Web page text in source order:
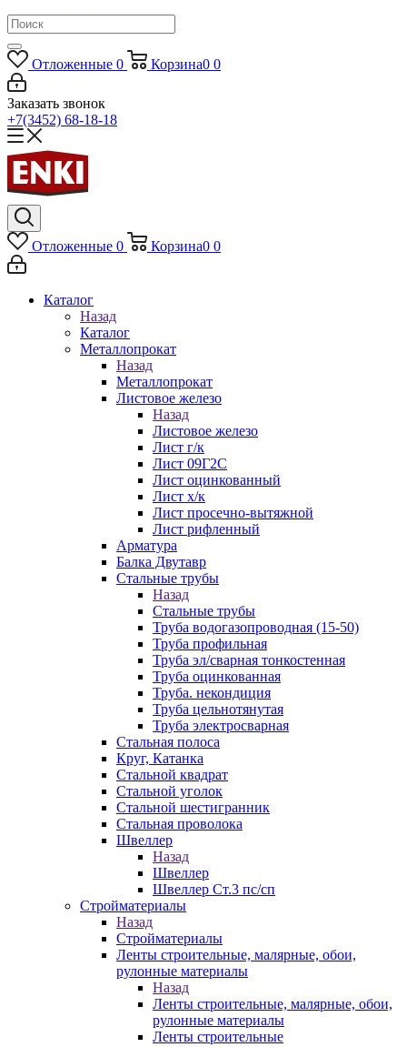
Отложенные 0 Корзина0 0
Заказать звонок
+7(3452) 68-18-18
Отложенные 0 Корзина0 0
Каталог
Назад
Каталог
Металлопрокат
Назад
Металлопрокат
Листовое железо
Назад
Листовое железо
Лист г/к
Лист 09Г2С
Лист оцинкованный
Лист х/к
Лист просечно-вытяжной
Лист рифленный
Арматура
Балка Двутавр
Стальные трубы
Назад
Стальные трубы
Труба водогазопроводная (15-50)
Труба профильная
Труба эл/сварная тонкостенная
Труба оцинкованная
Труба. некондиция
Труба цельнотянутая
Труба электросварная
Стальная полоса
Круг, Катанка
Стальной квадрат
Стальной уголок
Стальной шестигранник
Стальная проволока
Швеллер
Назад
Швеллер
Швеллер Ст.3 пс/сп
Стройматериалы
Назад
Стройматериалы
Ленты строительные, малярные, обои,
рулонные материалы
Назад
Ленты строительные, малярные, обои,
рулонные материалы
Ленты строительные